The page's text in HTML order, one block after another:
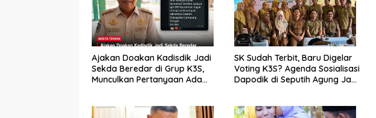
Ajakan Doakan Kadisdik Jadi
Sekda Beredar di Grup K3S,
Munculkan Pertanyaan Ada
SK Sudah Terbit, Baru Digelar
Voting K3S? Agenda Sosialisasi
Dapodik di Seputih Agung Jadi